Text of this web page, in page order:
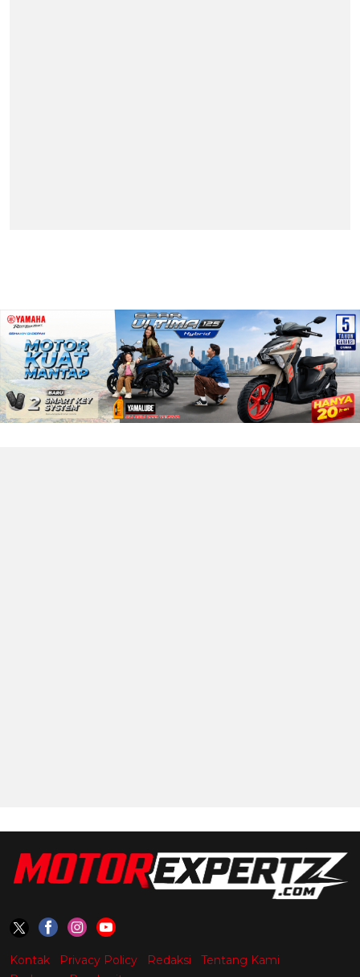
Kontak Privacy Policy Redaksi
Tentang Kami